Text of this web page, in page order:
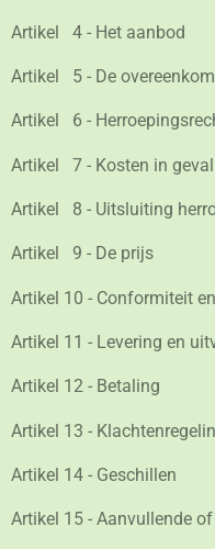
Artikel 4 - Het aanbod
Artikel 5 - De
Artikel 6 -
Artikel 7 - Kosten in
Artikel 8 - Uitsluiting
Artikel 9 - De prijs
Artikel 10 - Conformiteit
Artikel 11 - Levering en
Artikel 12 - Betaling
Artikel 13 -
Artikel 14 - Geschillen
Artikel 15 - Aanvullende